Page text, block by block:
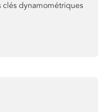
dynamométriques